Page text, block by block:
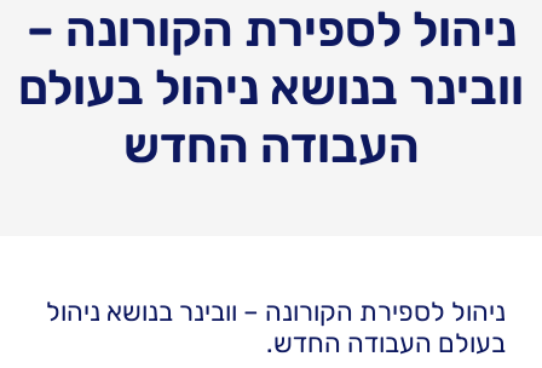
ניהול לספירת הקורונה –
וובינר בנושא ניהול בעולם
העבודה החדש
ניהול לספירת הקורונה – וובינר בנושא ניהול
בעולם העבודה החדש.